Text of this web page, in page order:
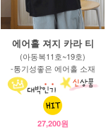
에어홀 져지 카라 티
(아동복11호~19호)
-통기성좋은 에어홀 소재
27,200원